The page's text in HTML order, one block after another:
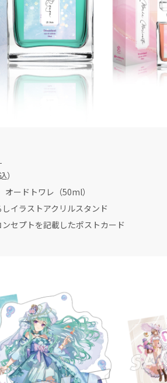
ドトワレ（50ml）
アクリルスタンド
記載したポストカード